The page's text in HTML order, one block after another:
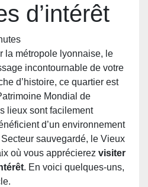
d’intérêt
la métropole lyonnaise, le
incontournable de votre
d’histoire, ce quartier est
Mondial de
lieux sont facilement
d’un environnement
sauvegardé, le Vieux
où vous apprécierez visiter
. En voici quelques-uns,